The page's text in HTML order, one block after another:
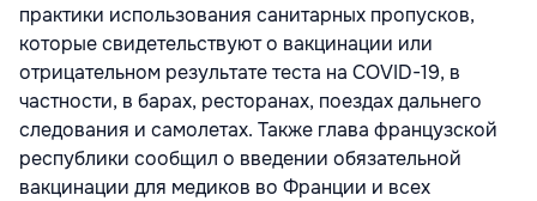
практики использования санитарных пропусков,
которые свидетельствуют о вакцинации или
отрицательном результате теста на COVID-19, в
частности, в барах, ресторанах, поездах дальнего
следования и самолетах. Также глава французской
республики сообщил о введении обязательной
вакцинации для медиков во Франции и всех